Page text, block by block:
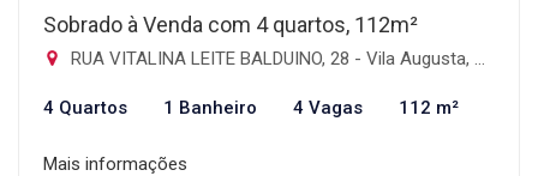
Sobrado à Venda com 4 quartos, 112m²
RUA VITALINA LEITE BALDUINO, 28 - Vila Augusta, Guarulhos-SP
4 Quartos 1 Banheiro 4 Vagas 112 m²
Mais informações